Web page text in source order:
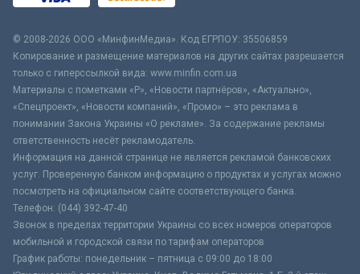
© 2008-2026 ООО «МинфинМедиа». Код ЕГРПОУ: 35506859
Копирование и размещение материалов на других сайтах разрешается
только с гиперссылкой вида: www.minfin.com.ua
Материалы с пометками «Р», «Новости партнёров», «Актуально»,
«Спецпроект», «Новости компаний», «Промо» – это реклама в
понимании Закона Украины «О рекламе». За содержание рекламы
ответственность несёт рекламодатель.
Информация на данной странице не является рекламой банковских
услуг. Проверенную банком информацию о продуктах и услугах можно
посмотреть на официальном сайте соответствующего банка.
Телефон: (044) 392-47-40
Звонок в пределах территории Украины со всех номеров операторов
мобильной и городской связи по тарифам операторов
График работы: понедельник – пятница с 09:00 до 18:00